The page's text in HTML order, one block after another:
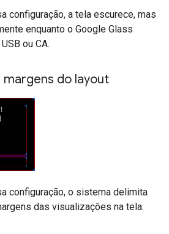
configuração, a tela escurece, mas
enquanto o Google Glass
ou CA.
do layout
configuração, o sistema delimita
das visualizações na tela.